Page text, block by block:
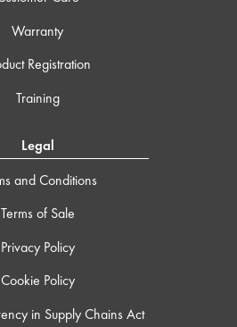
Warranty
Registration
Training
Legal
and Conditions
Terms of Sale
Privacy Policy
Cookie Policy
in Supply Chains Act